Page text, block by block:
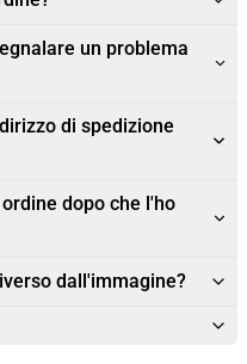
un problema
di spedizione
dopo che l'ho
dall'immagine?